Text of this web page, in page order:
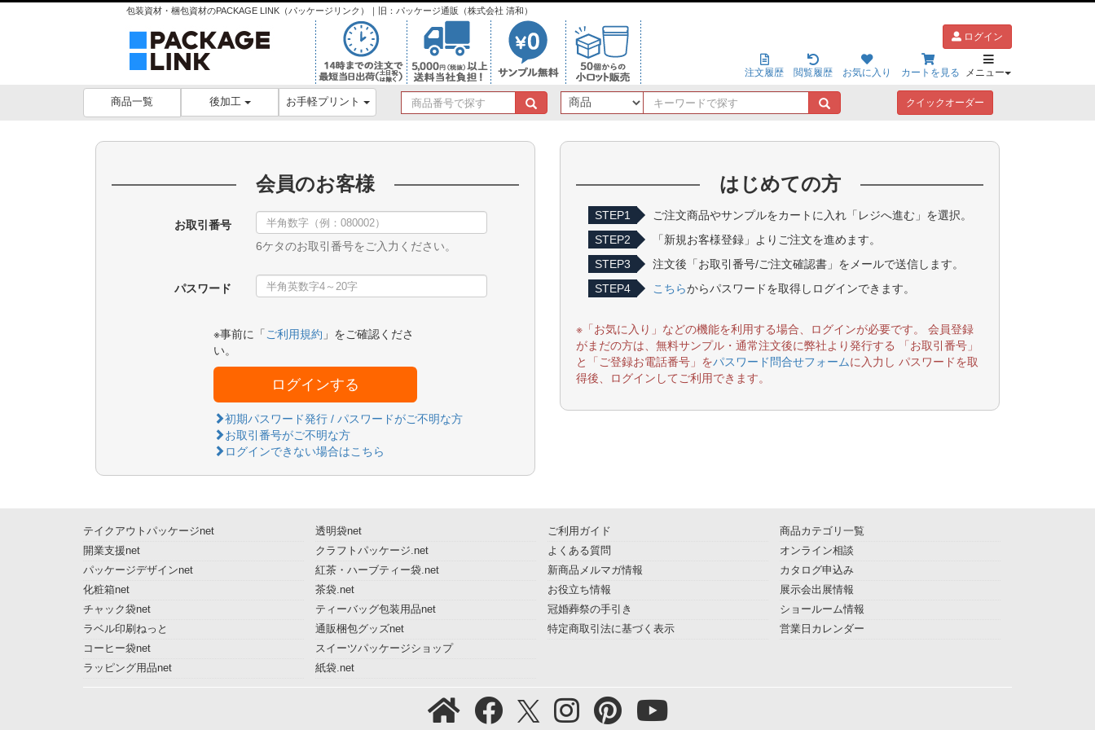
包装資材・梱包資材のPACKAGE LINK（パッケージリンク）｜旧：パッケージ通販（株式会社 清和）
ログイン
注文履歴 閲覧履歴 お気に入り カートを見る メニュー
商品一覧 後加工 お手軽プリント
商
品
キ
ー
で
探
す
クイックオーダー
会員のお客様
お取引番号
6ケタのお取引番号をご入力ください。
パスワード
※事前に「 ご利用規約 」をご確認くださ
い。
ログインする
初期パスワード発行 / パスワードがご不明な方
お取引番号がご不明な方
ログインできない場合はこちら
はじめての方
STEP1
ご注文商品やサンプルをカートに入れ「レジへ進む」を選択。
STEP2
「新規お客様登録」よりご注文を進めます。
STEP3
注文後「お取引番号/ご注文確認書」をメールで送信します。
STEP4
こちらからパスワードを取得しログインできます。
※「お気に入り」などの機能を利用する場合、ログインが必要です。 会員登録
がまだの方は、無料サンプル・通常注文後に弊社より発行する 「お取引番号」
と「ご登録お電話番号」をパスワード問合せフォームに入力し パスワードを取
得後、ログインしてご利用できます。
テイクアウトパッケージnet
開業支援net
パッケージデザインnet
化粧箱net
チャック袋net
ラベル印刷ねっと
コーヒー袋net
ラッピング用品net
透明袋net
クラフトパッケージ.net
紅茶・ハーブティー袋.net
茶袋.net
ティーバッグ包装用品net
通販梱包グッズnet
スイーツパッケージショップ
紙袋.net
ご利用ガイド
よくある質問
新商品メルマガ情報
お役立ち情報
冠婚葬祭の手引き
特定商取引法に基づく表示
商品カテゴリ一覧
オンライン相談
カタログ申込み
展示会出展情報
ショールーム情報
営業日カレンダー